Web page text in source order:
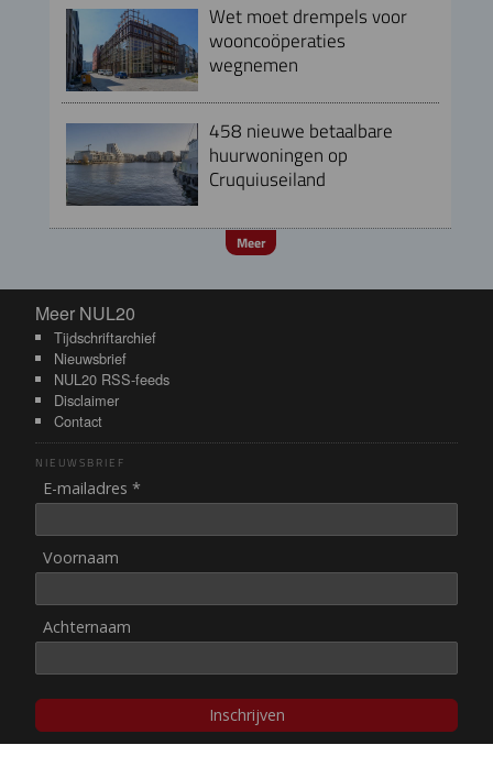
Wet moet drempels voor
wooncoöperaties
wegnemen
458 nieuwe betaalbare
huurwoningen op
Cruquiuseiland
Meer
Meer NUL20
Meer NUL20
Tijdschriftarchief
Nieuwsbrief
NUL20 RSS-feeds
Disclaimer
Contact
NIEUWSBRIEF
E-mailadres *
Voornaam
Achternaam
Inschrijven